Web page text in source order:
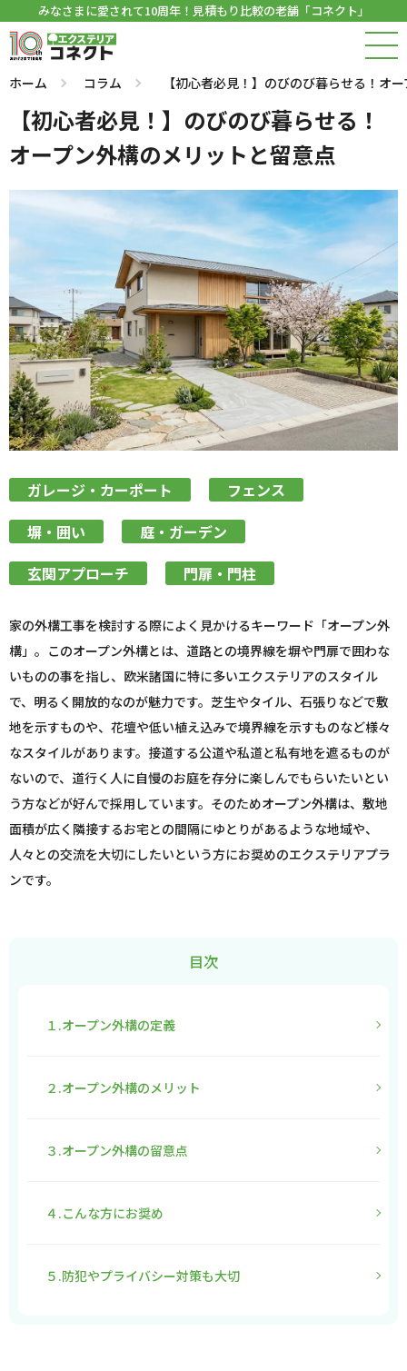
みなさまに愛されて10周年！見積もり比較の老舗「コネクト」
ホーム コラム 【初心者必見！】のびのび暮らせる！オ
【初心者必見！】のびのび暮らせる！
オープン外構のメリットと留意点
ガレージ・カーポート
フェンス
塀・囲い
庭・ガーデン
玄関アプローチ
門扉・門柱
家の外構工事を検討する際によく見かけるキーワード「オープン外
構」。このオープン外構とは、道路との境界線を塀や門扉で囲わな
いものの事を指し、欧米諸国に特に多いエクステリアのスタイル
で、明るく開放的なのが魅力です。芝生やタイル、石張りなどで敷
地を示すものや、花壇や低い植え込みで境界線を示すものなど様々
なスタイルがあります。接道する公道や私道と私有地を遮るものが
ないので、道行く人に自慢のお庭を存分に楽しんでもらいたいとい
う方などが好んで採用しています。そのためオープン外構は、敷地
面積が広く隣接するお宅との間隔にゆとりがあるような地域や、
人々との交流を大切にしたいという方にお奨めのエクステリアプラ
ンです。
目次
１.オープン外構の定義
２.オープン外構のメリット
３.オープン外構の留意点
４.こんな方にお奨め
５.防犯やプライバシー対策も大切